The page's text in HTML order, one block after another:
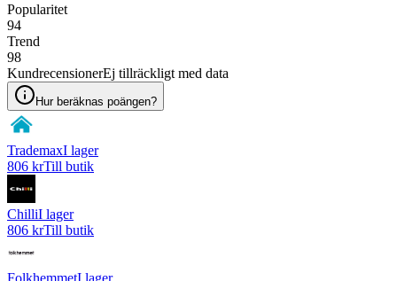
Popularitet
94
Trend
98
KundrecensionerEj tillräckligt med data
Hur beräknas poängen?
TrademaxI lager
806 krTill butik
ChilliI lager
806 krTill butik
FolkhemmetI lager